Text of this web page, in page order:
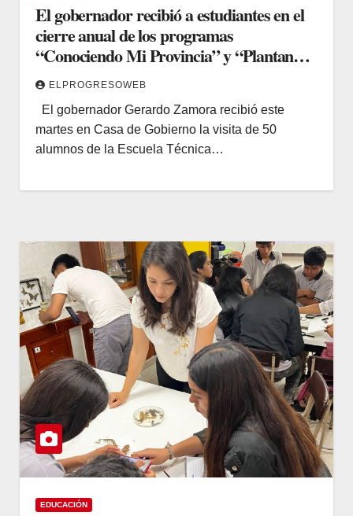
El gobernador recibió a estudiantes en el
cierre anual de los programas
“Conociendo Mi Provincia” y “Plantando
Futuro”
ELPROGRESOWEB
El gobernador Gerardo Zamora recibió este
martes en Casa de Gobierno la visita de 50
alumnos de la Escuela Técnica…
EDUCACIÓN